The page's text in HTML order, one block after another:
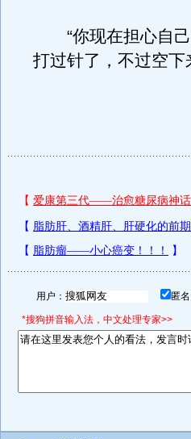
“你现在担心自己
打过针了，不过空
用户： 匿
*搜狗拼音输入法，中文处理专家>>